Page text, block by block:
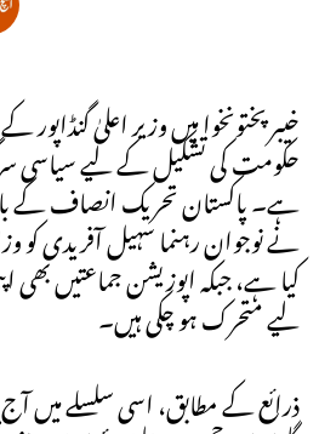
خیبرپختونخوا میں وزیر اعلیٰ گنڈاپور
حکومت کی تشکیل کے لیے سیاسی
ہے۔ پاکستان تحریک انصاف کے
نے نوجوان رہنما سہیل آفریدی کو
کیا ہے، جبکہ اپوزیشن جماعتیں
لیے متحرک ہو چکی ہیں۔
ذرائع کے مطابق، اسی سلسلے میں آج